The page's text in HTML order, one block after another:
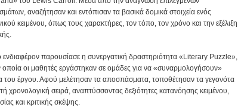
αναζήτησαν και εντόπισαν τα βασικά δομικά στοιχεία ενός
κειμένου, όπως τους χαρακτήρες, τον τόπο, τον χρόνο και την εξέλιξη
ενδιαφέρον παρουσίασε η συνεργατική δραστηριότητα «Literary Puzzle»,
οποία οι μαθητές εργάστηκαν σε ομάδες για να «συναρμολογήσουν»
του έργου. Αφού μελέτησαν τα αποσπάσματα, τοποθέτησαν τα γεγονότα
χρονολογική σειρά, αναπτύσσοντας δεξιότητες κατανόησης κειμένου,
και κριτικής σκέψης.